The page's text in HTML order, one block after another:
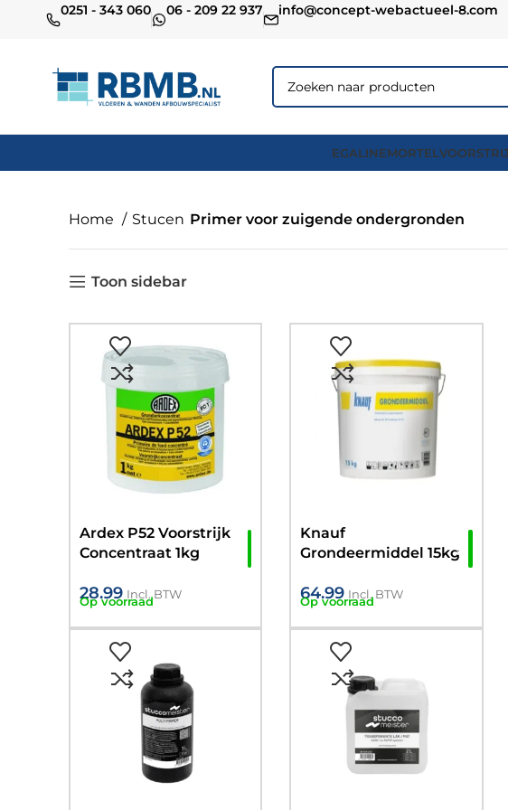
0251 - 343 060 06 - 209 22 937 info@concept-webactueel-8.com
EGALINEMORTEL
Home Stucen Primer voor zuigende ondergronden
Toon sidebar
Ardex P52 Voorstrijk
Concentraat 1kg
28.99 Incl. BTW
Op voorraad
Knauf
Grondeermiddel 15kg
ondergronden)
64.99 Incl. BTW
Op voorraad